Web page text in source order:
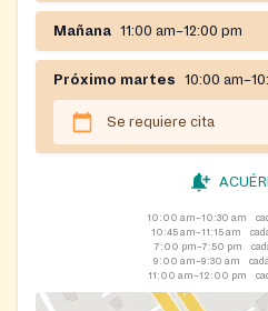
Mañana 11:00 am–12:00 pm
Próximo martes 10:00
Se requiere cita
10:00 am–10:30 am
10:45 am–11:15 am
7:00 pm–7:50 pm
9:00 am–9:30 am
11:00 am–12:00 pm